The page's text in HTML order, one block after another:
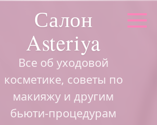
Салон
Asteriya
Все об уходовой
косметике, советы по
макияжу и другим
бьюти-процедурам